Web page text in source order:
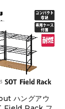
ハングアウ